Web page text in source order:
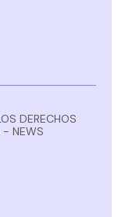
DERECHOS
- NEWS